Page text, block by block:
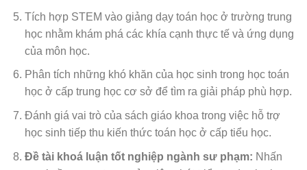
Tích hợp STEM vào giảng dạy toán học ở trường trung
học nhằm khám phá các khía cạnh thực tế và ứng dụng
của môn học.
Phân tích những khó khăn của học sinh trong học toán
học ở cấp trung học cơ sở để tìm ra giải pháp phù hợp.
Đánh giá vai trò của sách giáo khoa trong việc hỗ trợ
học sinh tiếp thu kiến thức toán học ở cấp tiểu học.
Đề tài khoá luận tốt nghiệp ngành sư phạm: Nhấn